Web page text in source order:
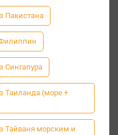
Пакистана
Сингапура
Таиланда (море +
Тайваня морским и